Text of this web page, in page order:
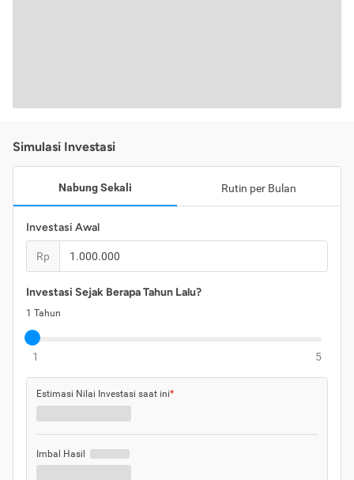
Simulasi Investasi
Nabung Sekali Rutin per Bulan
Investasi Awal
Rp
Investasi Sejak Berapa Tahun Lalu?
1 Tahun
1 5
Estimasi Nilai Investasi saat ini*
Imbal Hasil